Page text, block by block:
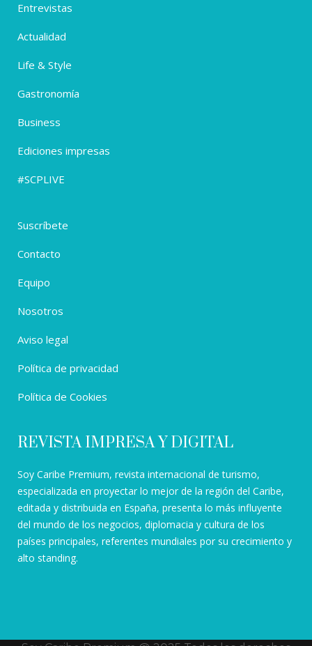
Entrevistas
Actualidad
Life & Style
Gastronomía
Business
Ediciones impresas
#SCPLIVE
Suscríbete
Contacto
Equipo
Nosotros
Aviso legal
Política de privacidad
Política de Cookies
REVISTA IMPRESA Y DIGITAL
Soy Caribe Premium, revista internacional de turismo,
especializada en proyectar lo mejor de la región del Caribe,
editada y distribuida en España, presenta lo más influyente
del mundo de los negocios, diplomacia y cultura de los
países principales, referentes mundiales por su crecimiento y
alto standing.